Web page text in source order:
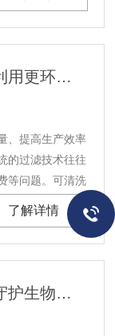
折叠滤芯的......
可清洗高精度折叠滤芯：重复利用更环保，适配低杂质流体过滤场景
、提高生产效率
的过滤技术往往
等问题。可清洗
了新的思路。这
持重复清洗和利
别适用于低......
了解详情
高精度折叠滤芯：精细过滤，守护生物制药的纯净旅程